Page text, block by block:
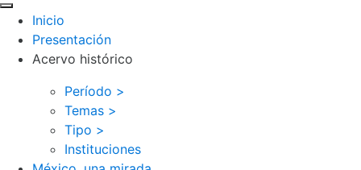
Inicio
Presentación
Acervo histórico
Período >
Temas >
Tipo >
Instituciones